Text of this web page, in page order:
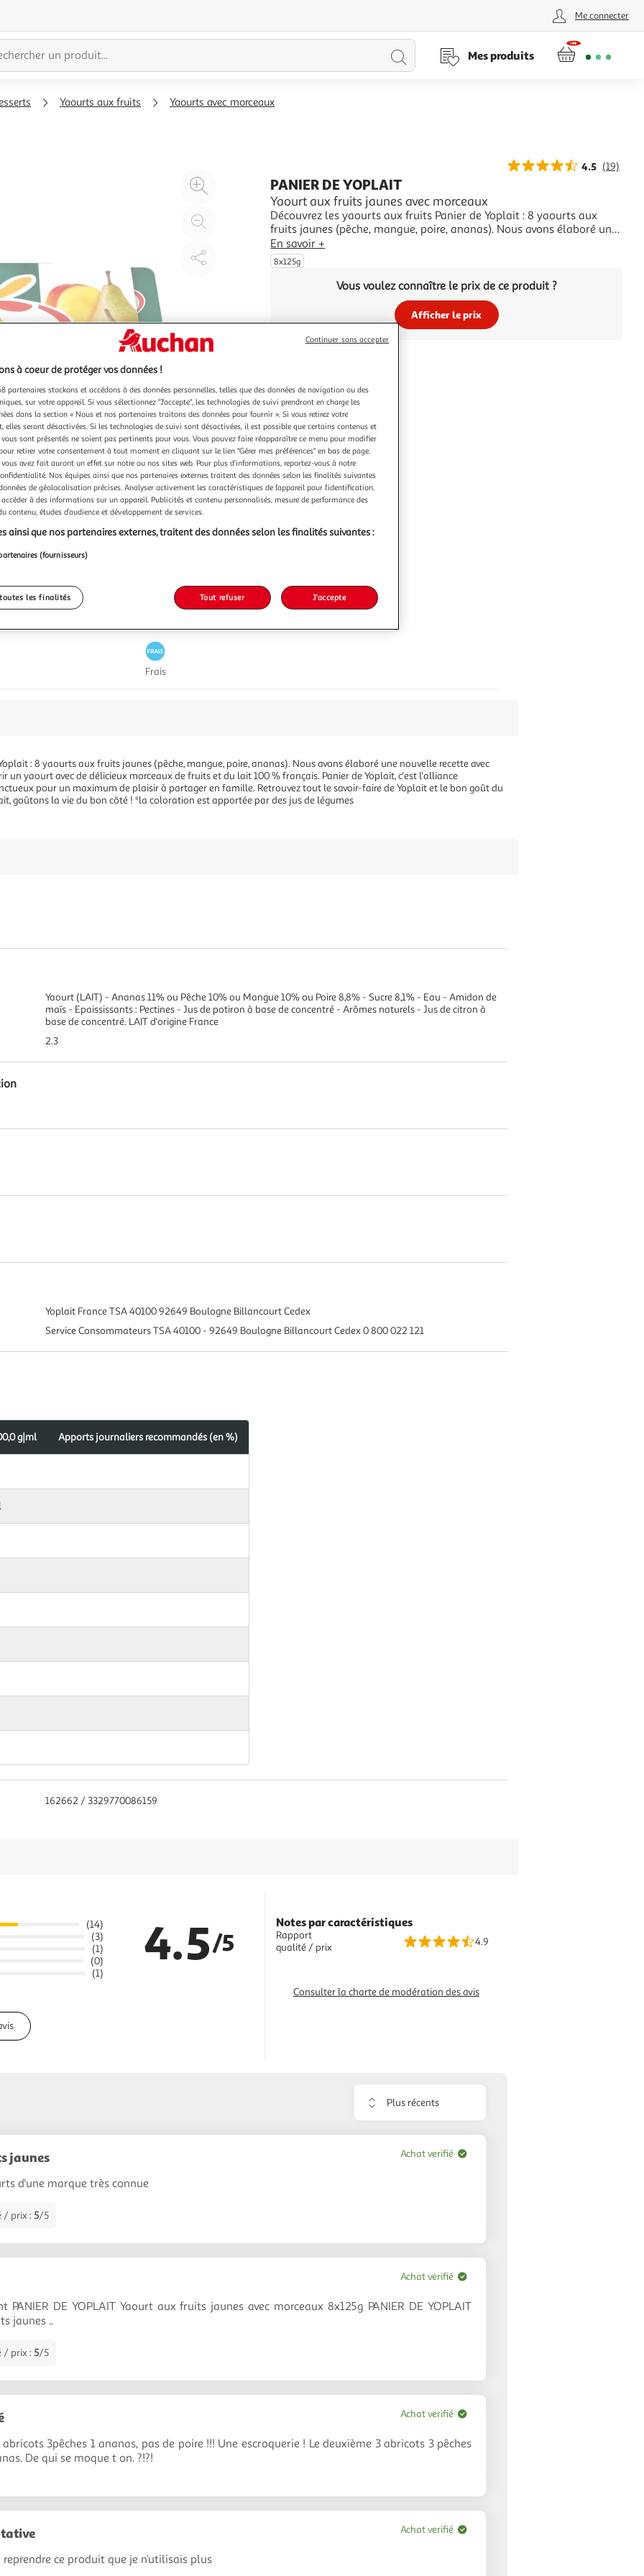
Me connecter
Lancer
Mes produits
Yaourts aux fruits Yaourts avec morceaux
Agrandir
l'illustration
l'illustration
Partager
4.5 (19)
PANIER DE YOPLAIT
Yaourt aux fruits jaunes avec morceaux
Découvrez les yaourts aux fruits Panier de Yoplait : 8 yaourts aux
fruits jaunes (pêche, mangue, poire, ananas). Nous avons élaboré une
nouvelle recette avec plus de fruits et zéro additifs pour vous offrir un
yaourt avec de délicieux morceaux de fruits et du lait 100 % français.
Panier de Yoplait,
En savoir +
8x125g
Vous voulez connaître le prix de ce produit ?
Afficher le prix
Frais
: 8 yaourts aux fruits jaunes (pêche, mangue, poire, ananas). Nous avons élaboré une nouvelle recette avec
un yaourt avec de délicieux morceaux de fruits et du lait 100 % français. Panier de Yoplait, c'est l'alliance
pour un maximum de plaisir à partager en famille. Retrouvez tout le savoir-faire de Yoplait et le bon goût du
goûtons la vie du bon côté ! *la coloration est apportée par des jus de légumes
Yaourt (LAIT) - Ananas 11% ou Pêche 10% ou Mangue 10% ou Poire 8,8% - Sucre 8,1% - Eau - Amidon de
maïs - Epaississants : Pectines - Jus de potiron à base de concentré - Arômes naturels - Jus de citron à
base de concentré. LAIT d'origine France
2.3
Yoplait France TSA 40100 92649 Boulogne Billancourt Cedex
Service Consommateurs TSA 40100 - 92649 Boulogne Billancourt Cedex 0 800 022 121
g|ml Apports journaliers recommandés (en %)
162662 / 3329770086159
(14)
(3)
(1)
(0)
(1)
4.5/5
Notes par caractéristiques
Rapport
qualité / prix
4.9
Consulter la charte de modération des avis
Trier
avis
jaunes
d'une marque très connue
/ prix : 5/5
Achat verifié
PANIER DE YOPLAIT Yaourt aux fruits jaunes avec morceaux 8x125g PANIER DE YOPLAIT
jaunes ..
/ prix : 5/5
Achat verifié
3pêches 1 ananas, pas de poire !!! Une escroquerie ! Le deuxième 3 abricots 3 pêches
De qui se moque t on. ?!?!
Achat verifié
reprendre ce produit que je n’utilisais plus
Achat verifié
à coeur de protéger vos données !
partenaires stockons et accédons à des données personnelles, telles que des données de navigation ou des
sur votre appareil. Si vous sélectionnez "J'accepte", les technologies de suivi prendront en charge les
dans la section « Nous et nos partenaires traitons des données pour fournir ». Si vous retirez votre
elles seront désactivées. Si les technologies de suivi sont désactivées, il est possible que certains contenus et
sont présentés ne soient pas pertinents pour vous. Vous pouvez faire réapparaître ce menu pour modifier
retirer votre consentement à tout moment en cliquant sur le lien "Gérer mes préférences" en bas de page.
vous avez fait auront un effet sur notre ou nos sites web. Pour plus d’informations, reportez-vous à notre
Nos équipes ainsi que nos partenaires externes traitent des données selon les finalités suivantes
de géolocalisation précises. Analyser activement les caractéristiques de l’appareil pour l’identification.
à des informations sur un appareil. Publicités et contenu personnalisés, mesure de performance des
contenu, études d’audience et développement de services.
ainsi que nos partenaires externes, traitent des données selon les finalités suivantes :
(fournisseurs)
les finalités Tout refuser J'accepte
Continuer sans accepter